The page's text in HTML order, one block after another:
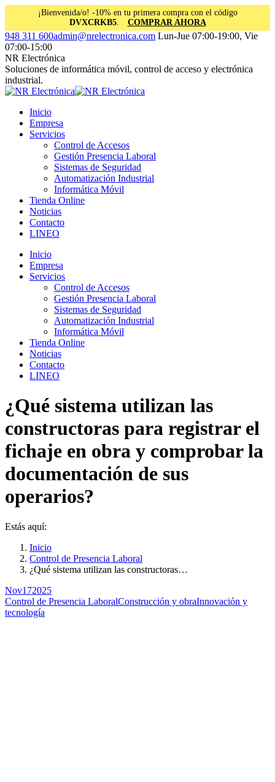
¡Bienvenida/o! -10% en tu primera compra con el código
DVXCRKB5. COMPRAR AHORA
Saltar
al
contenido
Facebook
page
opens
in
new
window
Instagram
page
opens
in
new
window
Linkedin
page
opens
in
new
window
948 311 600admin@nrelectronica.com Lun-Jue 07:00-19:00, Vie
07:00-15:00
NR Electrónica
Soluciones de informática móvil, control de acceso y electrónica
industrial.
Inicio
Empresa
Servicios
Control de Accesos
Gestión Presencia Laboral
Sistemas de Seguridad
Automatización Industrial
Informática Móvil
Tienda Online
Noticias
Contacto
LINEO
Inicio
Empresa
Servicios
Control de Accesos
Gestión Presencia Laboral
Sistemas de Seguridad
Automatización Industrial
Informática Móvil
Tienda Online
Noticias
Contacto
LINEO
¿Qué sistema utilizan las
constructoras para registrar el
fichaje en obra y comprobar la
documentación de sus
operarios?
Estás aquí:
Inicio
Control de Presencia Laboral
¿Qué sistema utilizan las constructoras…
Nov172025
Control de Presencia LaboralConstrucción y obraInnovación y
tecnología